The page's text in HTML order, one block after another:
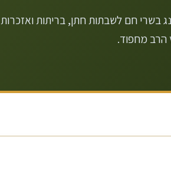
בשרי חם לשבתות חתן, בריתות ואזכרות
מחפוד.